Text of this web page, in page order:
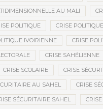
AU MALI
POLITIQUE CRISE
IVOIRIENNE CRISE
CRISE SAHÉLIENNE
CRISE SCOLAIRE CRISE
AU SAHEL CRISE
SÉCURITAIRE SAHEL